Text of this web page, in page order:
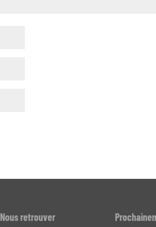
Nous retrouver